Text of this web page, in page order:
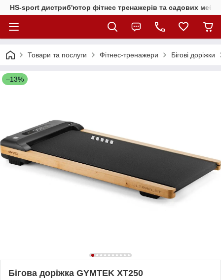
HS-sport дистриб'ютор фітнес тренажерів та садових
Товари та послуги Фітнес-тренажери Бігові доріжки
–13%
Бігова доріжка GYMTEK XT250